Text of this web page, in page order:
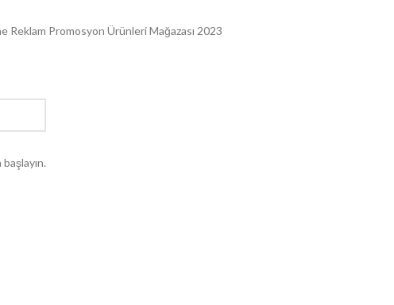
Reklam Promosyon Ürünleri Mağazası 2023